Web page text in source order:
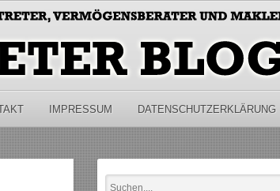
IMPRESSUM DATENSCHUTZERKLÄRUNG